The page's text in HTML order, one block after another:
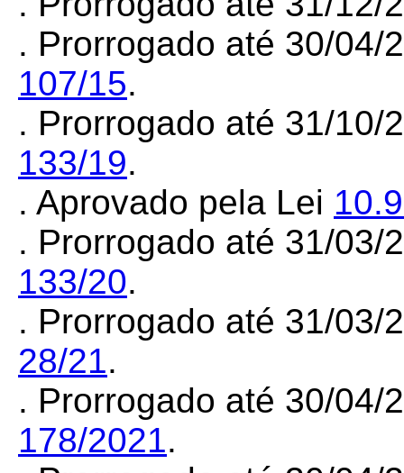
. Prorrogado até 30/04/
107/15.
. Prorrogado até 31/10/
133/19.
. Aprovado pela Lei
. Prorrogado até 31/03/
133/20.
. Prorrogado até 31/03/
28/21.
. Prorrogado até 30/04/
178/2021.